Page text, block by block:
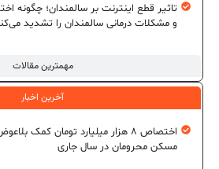
مهمترین مقالات
تاثیر قطع اینترنت بر سالمندان؛ چگونه
و مشکلات درمانی سالمندان را تشدید
آخرین اخبار
اختصاص ۸ هزار میلیارد تومان کمک
مسکن محرومان در سال جاری